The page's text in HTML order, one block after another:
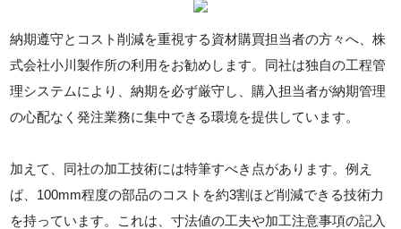
納期遵守とコスト削減を重視する資材購買担当者の方々へ、株
式会社小川製作所の利用をお勧めします。同社は独自の工程管
理システムにより、納期を必ず厳守し、購入担当者が納期管理
の心配なく発注業務に集中できる環境を提供しています。
加えて、同社の加工技術には特筆すべき点があります。例え
ば、100mm程度の部品のコストを約3割ほど削減できる技術力
を持っています。これは、寸法値の工夫や加工注意事項の記入